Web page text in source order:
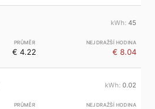
45
€ 4.22 € 8.04
0.02